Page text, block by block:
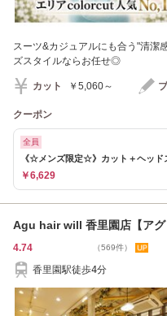
スーツ&カジュアルにも合う"清潔
ズスタイルならお任せ◎
カット ￥5,060～
クーポン
全員
《☆メンズ限定☆》カット＋ヘッド
￥6,629
Agu hair will 香里園店【アグ
4.74 （569件）
香里園駅徒歩4分